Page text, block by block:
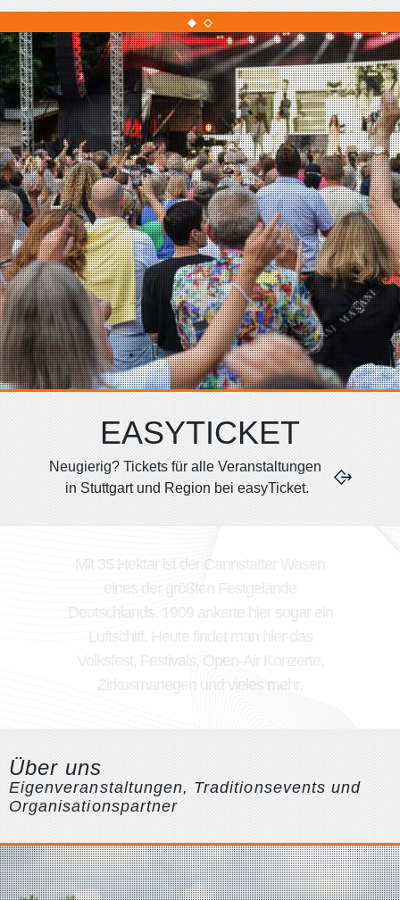
EASYTICKET
Neugierig? Tickets für alle Veranstaltungen
in Stuttgart und Region bei easyTicket.
Mit 35 Hektar ist der Cannstatter Wasen
eines der größten Festgelände
Deutschlands. 1909 ankerte hier sogar ein
Luftschiff. Heute findet man hier das
Volksfest, Festivals, Open-Air Konzerte,
Zirkusmanegen und vieles mehr.
Über uns
Eigenveranstaltungen, Traditionsevents und
Organisationspartner